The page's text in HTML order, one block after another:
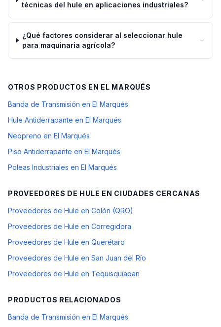
técnicas del hule en aplicaciones industriales?
¿Qué factores considerar al seleccionar hule
para maquinaria agrícola?
OTROS PRODUCTOS EN EL MARQUÉS
Banda de Transmisión en El Marqués
Hule Antiderrapante en El Marqués
Neopreno en El Marqués
Piso Antiderrapante en El Marqués
Poleas Industriales en El Marqués
PROVEEDORES DE HULE EN CIUDADES CERCANAS
Proveedores de Hule en Colón (QRO)
Proveedores de Hule en Corregidora
Proveedores de Hule en Querétaro
Proveedores de Hule en San Juan del Río
Proveedores de Hule en Tequisquiapan
PRODUCTOS RELACIONADOS
Banda de Transmisión en El Marqués